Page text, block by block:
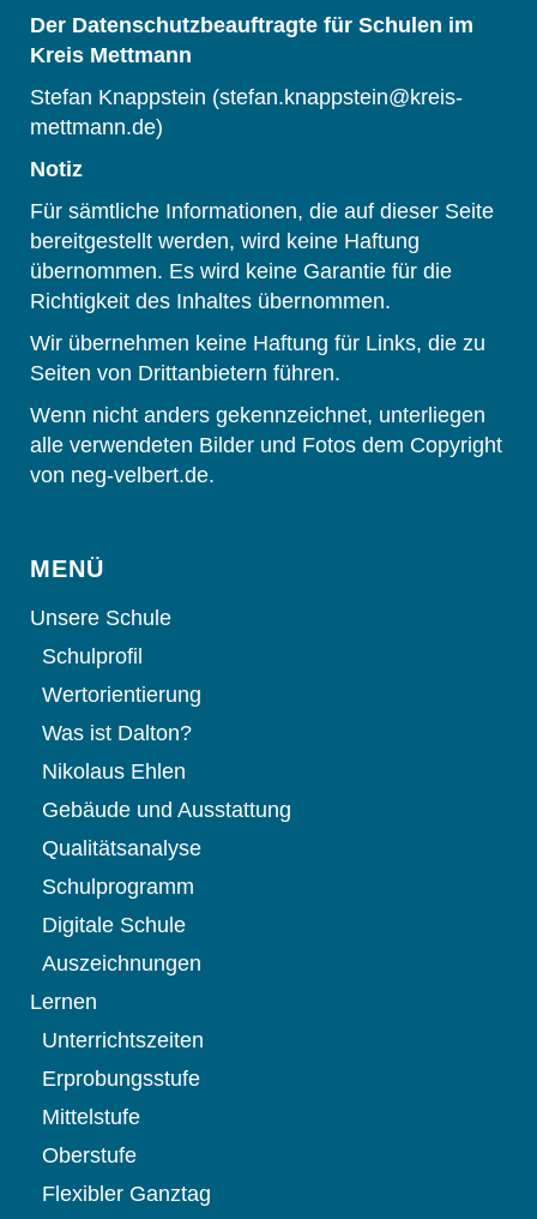
Der Datenschutzbeauftragte für Schulen im
Kreis Mettmann
Stefan Knappstein (stefan.knappstein@kreis-
mettmann.de)
Notiz
Für sämtliche Informationen, die auf dieser Seite
bereitgestellt werden, wird keine Haftung
übernommen. Es wird keine Garantie für die
Richtigkeit des Inhaltes übernommen.
Wir übernehmen keine Haftung für Links, die zu
Seiten von Drittanbietern führen.
Wenn nicht anders gekennzeichnet, unterliegen
alle verwendeten Bilder und Fotos dem Copyright
von neg-velbert.de.
MENÜ
Unsere Schule
Schulprofil
Wertorientierung
Was ist Dalton?
Nikolaus Ehlen
Gebäude und Ausstattung
Qualitätsanalyse
Schulprogramm
Digitale Schule
Auszeichnungen
Lernen
Unterrichtszeiten
Erprobungsstufe
Mittelstufe
Oberstufe
Flexibler Ganztag